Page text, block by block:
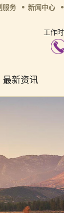
服务 新闻中心
工作时
最新资讯